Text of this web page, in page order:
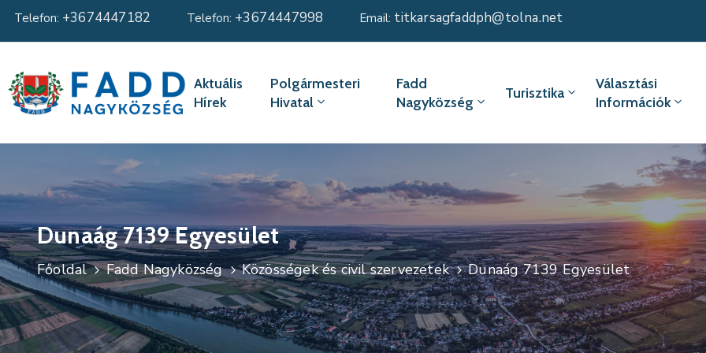
Telefon: +3674447182 Telefon: +3674447998 Email: titkarsagfaddph@tolna.net
Aktuális
Hírek
Polgármesteri
Hivatal
Fadd
Nagyközség
Turisztika
Választási
Információk
Dunaág 7139 Egyesület
Főoldal Fadd Nagyközség Közösségek és civil szervezetek Dunaág 7139 Egyesület